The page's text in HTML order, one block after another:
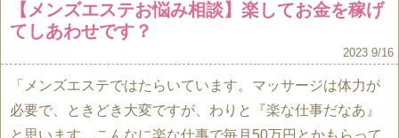
【メンズエステお悩み相談】楽してお金を稼げ
てしあわせです？
2023 9/16
「メンズエステではたらいています。マッサージは体力が
必要で、ときどき大変ですが、わりと『楽な仕事だなあ』
と思います。こんなに楽な仕事で毎月50万円とかもらって